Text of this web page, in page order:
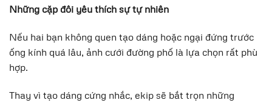
Những cặp đôi yêu thích sự tự nhiên
Nếu hai bạn không quen tạo dáng hoặc ngại đứng trước
ống kính quá lâu, ảnh cưới đường phố là lựa chọn rất phù
hợp.
Thay vì tạo dáng cứng nhắc, ekip sẽ bắt trọn những